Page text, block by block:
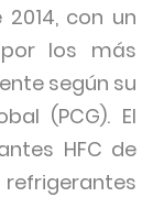
con un
los más
según su
(PCG). El
HFC de